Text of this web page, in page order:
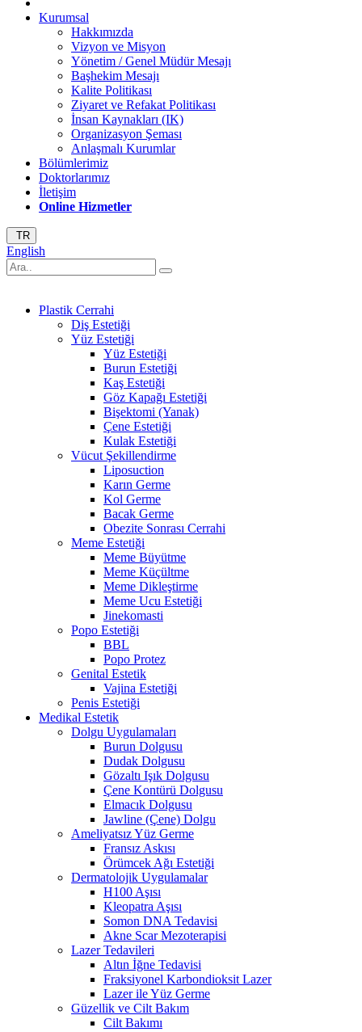
Kurumsal
Hakkımızda
Vizyon ve Misyon
Yönetim / Genel Müdür Mesajı
Başhekim Mesajı
Kalite Politikası
Ziyaret ve Refakat Politikası
İnsan Kaynakları (IK)
Organizasyon Şeması
Anlaşmalı Kurumlar
Bölümlerimiz
Doktorlarımız
İletişim
Online Hizmetler
TR
English
Plastik Cerrahi
Diş Estetiği
Yüz Estetiği
Yüz Estetiği
Burun Estetiği
Kaş Estetiği
Göz Kapağı Estetiği
Bişektomi (Yanak)
Çene Estetiği
Kulak Estetiği
Vücut Şekillendirme
Liposuction
Karın Germe
Kol Germe
Bacak Germe
Obezite Sonrası Cerrahi
Meme Estetiği
Meme Büyütme
Meme Küçültme
Meme Dikleştirme
Meme Ucu Estetiği
Jinekomasti
Popo Estetiği
BBL
Popo Protez
Genital Estetik
Vajina Estetiği
Penis Estetiği
Medikal Estetik
Dolgu Uygulamaları
Burun Dolgusu
Dudak Dolgusu
Gözaltı Işık Dolgusu
Çene Kontürü Dolgusu
Elmacık Dolgusu
Jawline (Çene) Dolgu
Ameliyatsız Yüz Germe
Fransız Askısı
Örümcek Ağı Estetiği
Dermatolojik Uygulamalar
H100 Aşısı
Kleopatra Aşısı
Somon DNA Tedavisi
Akne Scar Mezoterapisi
Lazer Tedavileri
Altın İğne Tedavisi
Fraksiyonel Karbondioksit Lazer
Lazer ile Yüz Germe
Güzellik ve Cilt Bakım
Cilt Bakımı